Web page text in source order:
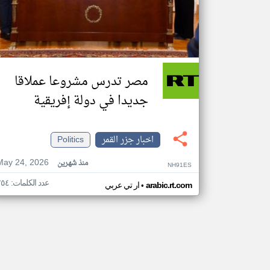
مصر تدرس مشروعا عملاقا
جديدا في دولة إفريقية
اخبار جزر القمر
Politics
24, 2026
منذ شهرين NH91ES
ار تي عربي• arabic.rt.com عدد الكلمات: ٢٥٤